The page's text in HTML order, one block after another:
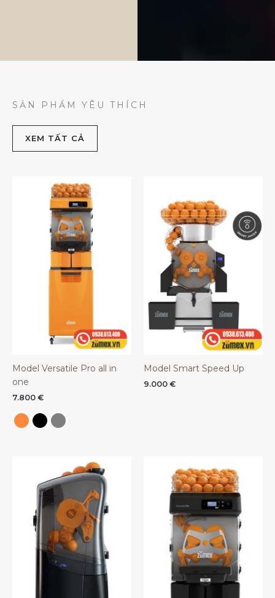
SẢN PHẨM YÊU THÍCH
XEM TẤT CẢ
Model Versatile Pro all in
one
7.800 €
Model Smart Speed Up
9.000 €